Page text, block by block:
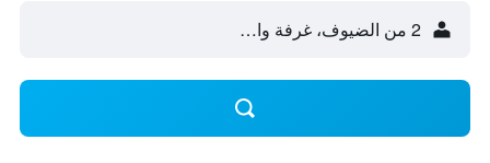
2 من الضيوف، غرفة واحدة